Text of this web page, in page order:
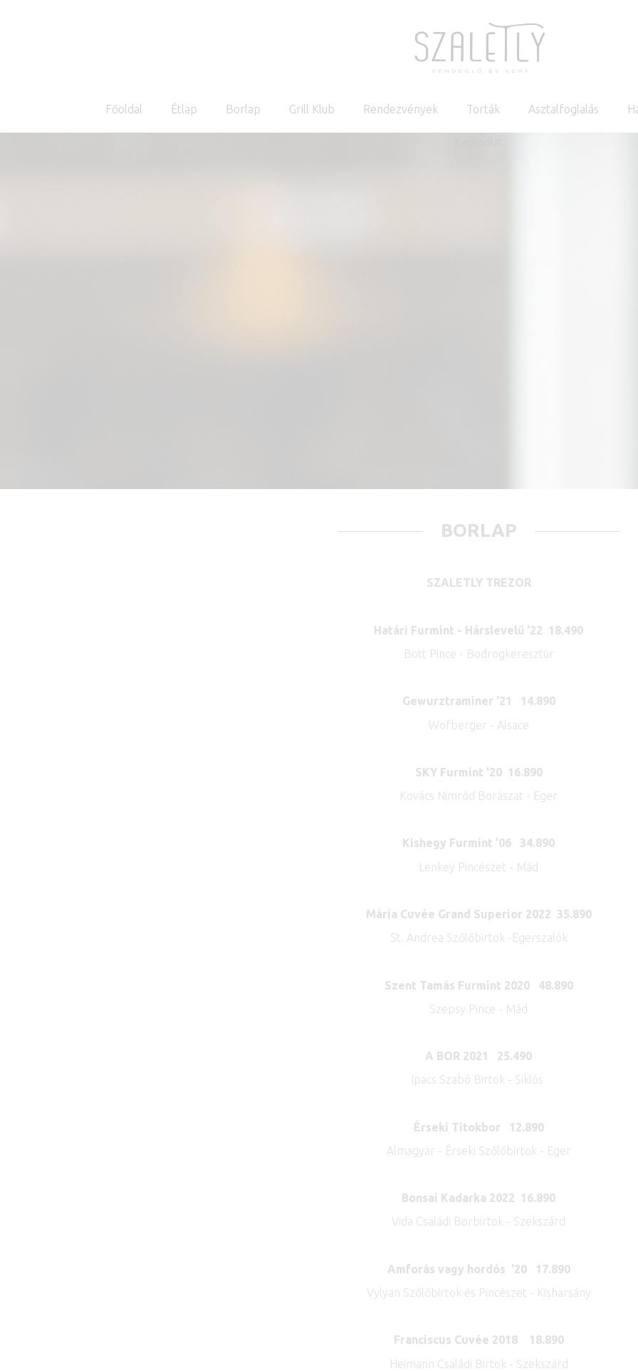
Főoldal Étlap Borlap Grill Klub Rendezvények Torták Asztalfoglalás
BORLAP
SZALETLY TREZOR
Határi Furmint - Hárslevelű '22 18.490
Bott Pince - Bodrogkeresztúr
Gewurztraminer '21 14.890
Wofberger - Alsace
SKY Furmint '20 16.890
Kovács Nimród Borászat - Eger
Kishegy Furmint '06 34.890
Lenkey Pincészet - Mád
Mária Cuvée Grand Superior 2022 35.890
St. Andrea Szőlőbirtok -Egerszalók
Szent Tamás Furmint 2020 48.890
Szepsy Pince - Mád
A BOR 2021 25.490
Ipacs Szabó Birtok - Siklós
Érseki Titokbor 12.890
Almagyar - Érseki Szőlőbirtok - Eger
Bonsai Kadarka 2022 16.890
Vida Családi Borbirtok - Szekszárd
Amforás vagy hordós '20 17.890
Vylyan Szőlőbirtok és Pincészet - Kisharsány
Franciscus Cuvée 2018 18.890
Heimann Családi Birtok - Szekszárd